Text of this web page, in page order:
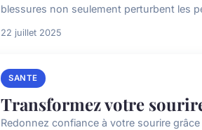
blessures non seulement perturbent les
22 juillet 2025
SANTE
Transformez votre
Redonnez confiance à votre sourire